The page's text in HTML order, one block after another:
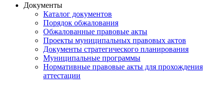
Документы
Каталог документов
Порядок обжалования
Обжалованные правовые акты
Проекты муниципальных правовых актов
Документы стратегического планирования
Муниципальные программы
Нормативные правовые акты для прохождения
аттестации